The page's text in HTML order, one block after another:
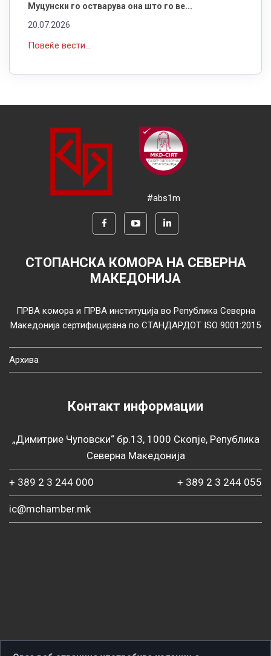
Муцунски го остварува она што го ве...
20.07.2026
Повеќе вести...
#abs1m
СТОПАНСКА КОМОРА НА СЕВЕРНА
МАКЕДОНИЈА
ПРВА комора и ПРВА институција во Република Северна
Македонија сертифицирана по СТАНДАРДОТ ISO 9001:2015
Архива
Контакт информации
„Димитрие Чуповски“ бр.13, 1000 Скопје, Република
Северна Македонија
+ 389 2 3 244 000 + 389 2 3 244 055
ic@mchamber.mk